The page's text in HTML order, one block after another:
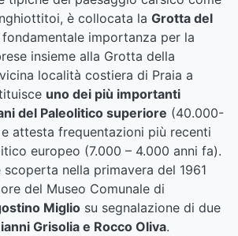
è collocata la Grotta del
importanza per la
insieme alla Grotta della
località costiera di Praia a
uno dei più importanti
del Paleolitico superiore (40.000-
attesta frequentazioni più recenti
europeo (7.000 – 4.000 anni fa).
nella primavera del 1961
del Museo Comunale di
Miglio su segnalazione di due
Grisolia e Rocco Oliva.